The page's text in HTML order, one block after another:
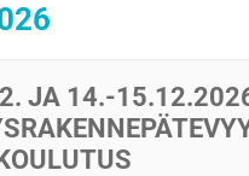
JA 14.-